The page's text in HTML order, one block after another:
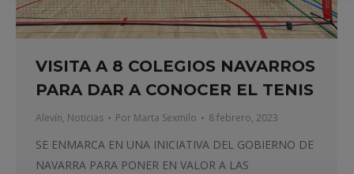
VISITA A 8 COLEGIOS NAVARROS
PARA DAR A CONOCER EL TENIS
Alevín, Noticias Por Marta Sexmilo 8 febrero, 2023
SE ENMARCA EN UNA INICIATIVA DEL GOBIERNO DE
NAVARRA PARA PONER EN VALOR A LAS